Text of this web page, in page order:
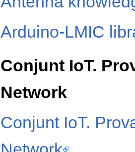
Arduino-LMIC
Conjunt IoT.
Network
Conjunt IoT.